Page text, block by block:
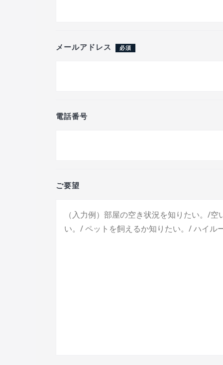
メールアドレス 必須
電話番号
ご要望